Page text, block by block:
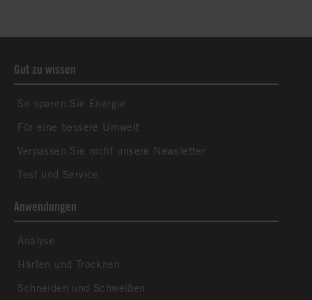
Gut zu wissen
So sparen Sie Energie
Für eine bessere Umwelt
Verpassen Sie nicht unsere Newsletter
Test und Service
Anwendungen
Analyse
Härten und Trocknen
Schneiden und Schweißen